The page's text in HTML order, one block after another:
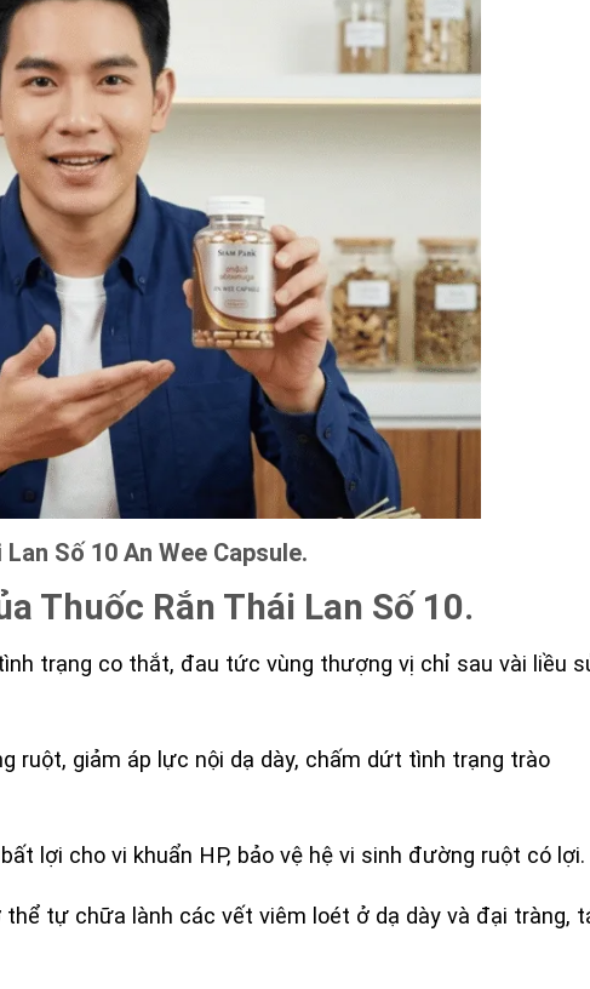
Số 10 An Wee Capsule.
Thuốc Rắn Thái Lan Số 10.
trạng co thắt, đau tức vùng thượng vị chỉ sau vài liều
ruột, giảm áp lực nội dạ dày, chấm dứt tình trạng trào
lợi cho vi khuẩn HP, bảo vệ hệ vi sinh đường ruột có lợi.
thể tự chữa lành các vết viêm loét ở dạ dày và đại tràng,